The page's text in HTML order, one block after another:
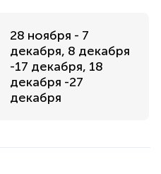
28 ноября - 7
декабря, 8 декабря
-17 декабря, 18
декабря -27
декабря